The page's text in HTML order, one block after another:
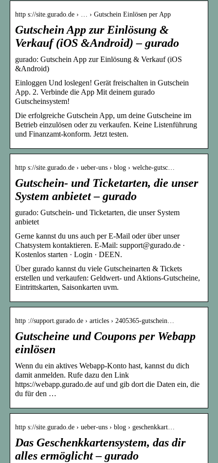
http s://site.gurado.de › … › Gutschein Einlösen per App
Gutschein App zur Einlösung &
Verkauf (iOS &Android) – gurado
gurado: Gutschein App zur Einlösung & Verkauf (iOS
&Android)
Einloggen Und loslegen! Gerät freischalten in Gutschein
App. 2. Verbinde die App Mit deinem gurado
Gutscheinsystem!
Die erfolgreiche Gutschein App, um deine Gutscheine im
Betrieb einzulösen oder zu verkaufen. Keine Listenführung
und Finanzamt-konform. Jetzt testen.
http s://site.gurado.de › ueber-uns › blog › welche-gutsc…
Gutschein- und Ticketarten, die unser
System anbietet – gurado
gurado: Gutschein- und Ticketarten, die unser System
anbietet
Gerne kannst du uns auch per E-Mail oder über unser
Chatsystem kontaktieren. E-Mail: support@gurado.de ·
Kostenlos starten · Login · DEEN.
Über gurado kannst du viele Gutscheinarten & Tickets
erstellen und verkaufen: Geldwert- und Aktions-Gutscheine,
Eintrittskarten, Saisonkarten uvm.
http ://support.gurado.de › articles › 2405365-gutschein…
Gutscheine und Coupons per Webapp
einlösen
Wenn du ein aktives Webapp-Konto hast, kannst du dich
damit anmelden. Rufe dazu den Link
https://webapp.gurado.de auf und gib dort die Daten ein, die
du für den …
http s://site.gurado.de › ueber-uns › blog › geschenkkart…
Das Geschenkkartensystem, das dir
alles ermöglicht – gurado